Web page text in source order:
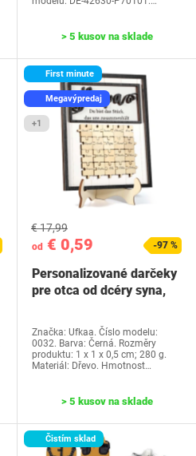
> 5 kusov na sklade
First minute
Megavýpredaj
+1
od € 0,59
€ 17,99
-97 %
Personalizované darčeky
pre otca od dcéry syna,
Značka: Ufkaa. Číslo modelu:
0032. Barva: Černá. Rozměry
produktu: 1 x 1 x 0,5 cm; 280 g.
Materiál: Dřevo. Hmotnost…
> 5 kusov na sklade
Čistím sklad